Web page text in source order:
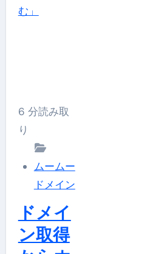
む」
イ
【.site】
今
注
目
の
ド
6 分読み取
り
ムームー
ドメイン
ドメイ
ン取得